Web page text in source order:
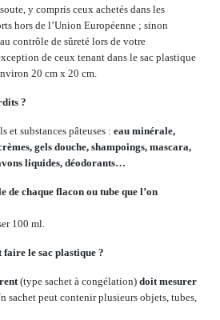
y compris ceux achetés dans les
hors de l’Union Européenne ; sinon
contrôle de sûreté lors de votre
de ceux tenant dans le sac plastique
20 cm x 20 cm.
?
et substances pâteuses : eau minérale,
gels douche, shampoings, mascara,
liquides, déodorants…
chaque flacon ou tube que l’on
100 ml.
le sac plastique ?
(type sachet à congélation) doit mesurer
sachet peut contenir plusieurs objets, tubes,